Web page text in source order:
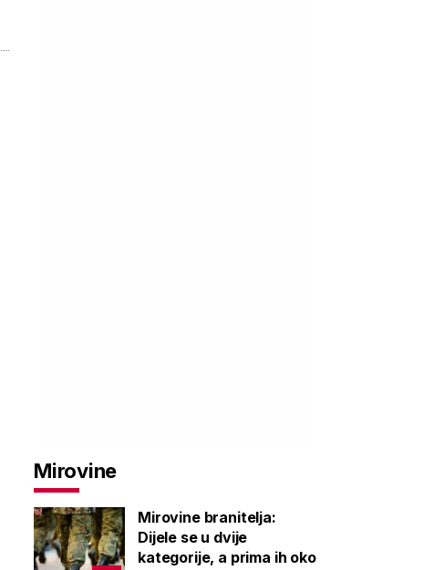
Mirovine
Mirovine branitelja:
Dijele se u dvije
kategorije, a prima ih oko